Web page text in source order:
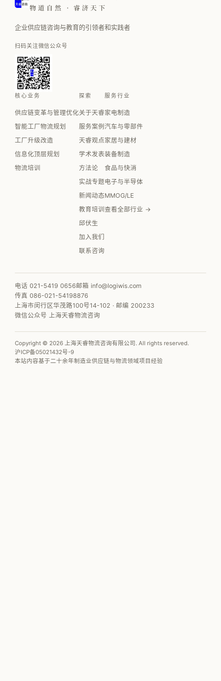
物道自然 · 睿济天下
企业供应链咨询与教育的引领者和实践者
扫码关注微信公众号
核心业务
供应链变革与管理优化
智能工厂物流规划
工厂升级改造
信息化顶层规划
物流培训
探索
关于天睿
服务案例
天睿观点
学术发表
方法论
实战专题
新闻动态
教育培训
邱伏生
加入我们
联系咨询
服务行业
家电制造
汽车与零部件
家居与建材
装备制造
食品与快消
电子与半导体
MMOG/LE
查看全部行业 →
电话 021-5419 0656邮箱 info@logiwis.com
传真 086-021-54198876
上海市闵行区华茂路100号14-102 · 邮编 200233
微信公众号 上海天睿物流咨询
Copyright © 2026 上海天睿物流咨询有限公司. All rights reserved.
沪ICP备05021432号-9
本站内容基于二十余年制造业供应链与物流领域项目经验